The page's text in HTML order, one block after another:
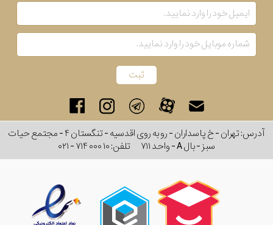
آدرس: تهران - خ پاسداران - رو به روی اقدسیه - تنگستان ۴ - مجتمع حیات
سبز - بال A - واحد ۷۱۱
تلفن:۰۲۱ - ۷۱۴ ۰۰۰ ۱۰